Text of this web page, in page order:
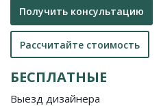
Получить консультацию
Рассчитайте стоимость
БЕСПЛАТНЫЕ
Выезд дизайнера